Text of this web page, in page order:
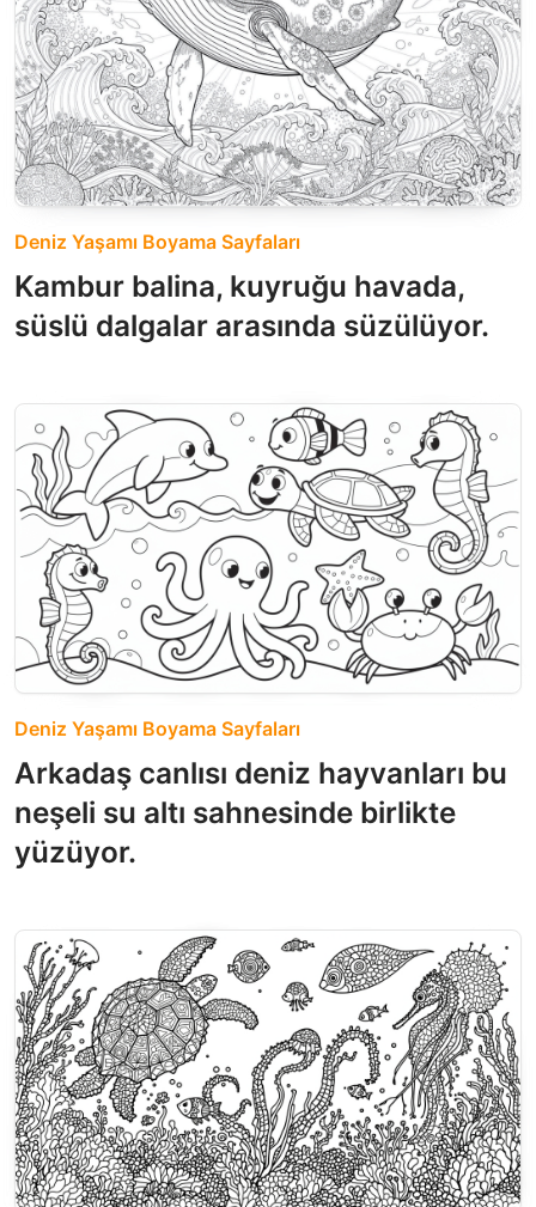
Deniz Yaşamı Boyama Sayfaları
Kambur balina, kuyruğu havada,
süslü dalgalar arasında süzülüyor.
Deniz Yaşamı Boyama Sayfaları
Arkadaş canlısı deniz hayvanları bu
neşeli su altı sahnesinde birlikte
yüzüyor.